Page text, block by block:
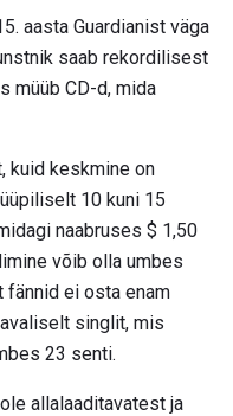
aasta Guardianist väga
saab rekordilisest
müüb CD-d, mida
kuid keskmine on
10 kuni 15
naabruses $ 1,50
võib olla umbes
fännid ei osta enam
singlit, mis
23 senti.
allalaaditavatest ja